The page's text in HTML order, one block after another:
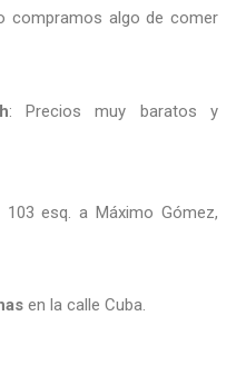
compramos algo de comer
: Precios muy baratos y
esq. a Máximo Gómez,
en la calle Cuba.